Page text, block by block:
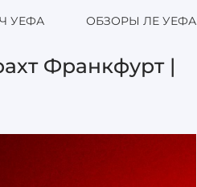
УЕФА ОБЗОРЫ ЛЕ УЕФА
Франкфурт |